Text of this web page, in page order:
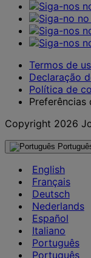
Termos de
Declaração
Política de
Preferências
Copyright 2026
English
Français
Deutsch
Nederlands
Español
Italiano
Português
Português